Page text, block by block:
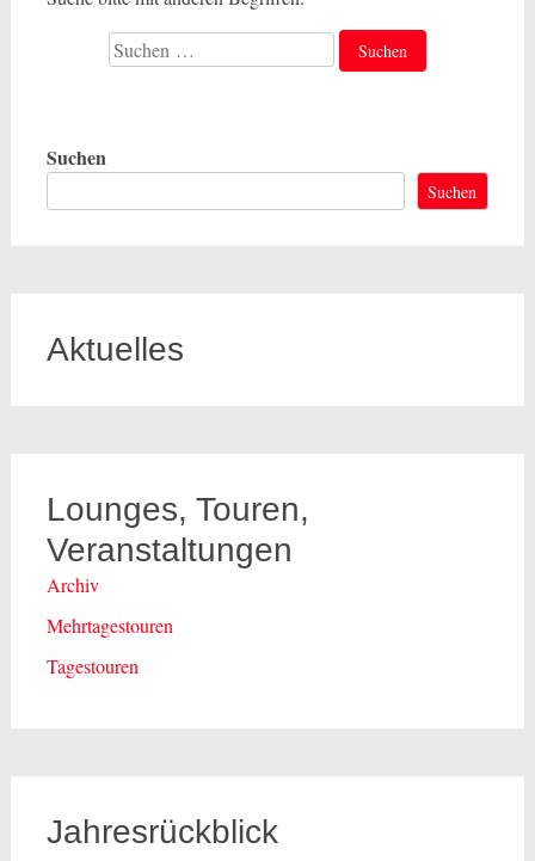
Suche
nach:
Suchen
Suchen
Aktuelles
Lounges, Touren,
Veranstaltungen
Archiv
Mehrtagestouren
Tagestouren
Jahresrückblick